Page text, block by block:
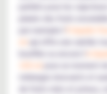
parfaits pour les
qui offre une subtile
pour un moment
mélanges innovants et
de fruits mûrs et juteux,